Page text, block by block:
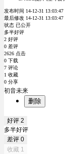
发布时间 14-12-31 13:03:47
最后修改 14-12-31 13:03:47
状态 已公开
多半好评
2 好评
0 差评
2626 点击
0 下载
7 评论
1 收藏
0 分享
初音未来
删除
好评 2
多半好评
差评 0
收藏 1